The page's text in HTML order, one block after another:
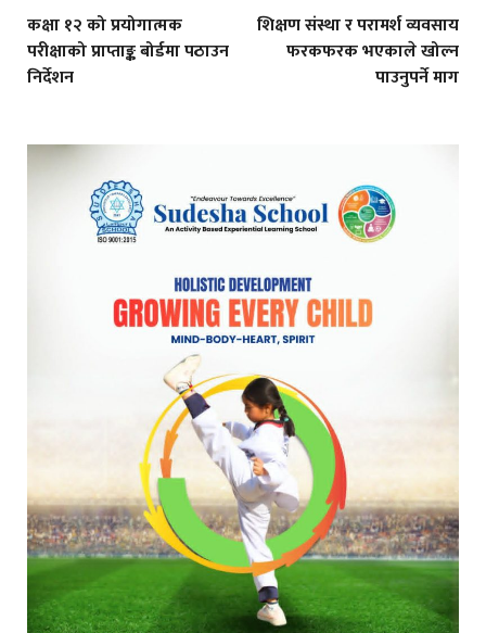
कक्षा १२ को प्रयोगात्मक
परीक्षाको प्राप्ताङ्क बोर्डमा पठाउन
निर्देशन
शिक्षण संस्था र परामर्श व्यवसाय
फरकफरक भएकाले खोल्न
पाउनुपर्ने माग